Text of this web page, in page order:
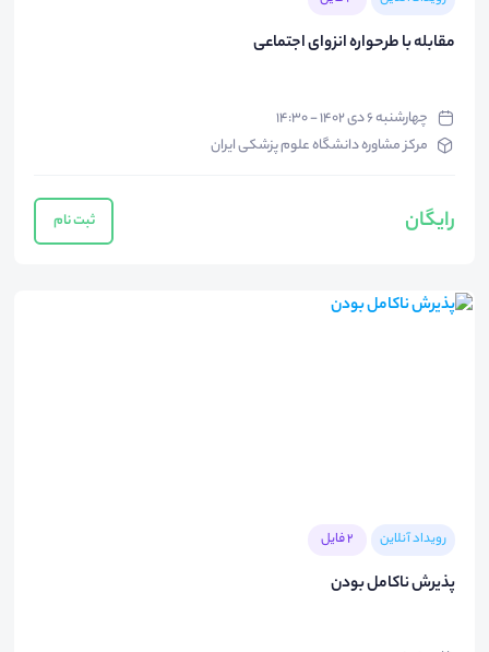
مقابله با طرحواره انزوای اجتماعی
چهارشنبه ۶ دی ۱۴۰۲ - ۱۴:۳۰
مرکز مشاوره دانشگاه علوم پزشکی ایران
رایگان ثبت نام
رویداد آنلاین 2 فایل
پذیرش ناکامل بودن